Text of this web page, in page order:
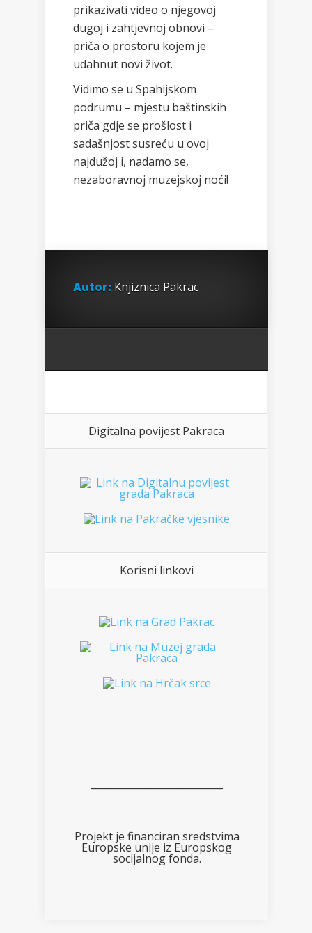
prikazivati video o njegovoj
dugoj i zahtjevnoj obnovi –
priča o prostoru kojem je
udahnut novi život.
Vidimo se u Spahijskom
podrumu – mjestu baštinskih
priča gdje se prošlost i
sadašnjost susreću u ovoj
najdužoj i, nadamo se,
nezaboravnoj muzejskoj noći!
Autor: Knjiznica Pakrac
Digitalna povijest Pakraca
Korisni linkovi
Projekt je financiran sredstvima
Europske unije iz Europskog
socijalnog fonda.